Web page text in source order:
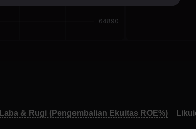
Laba & Rugi (Pengembalian Ekuitas ROE%)